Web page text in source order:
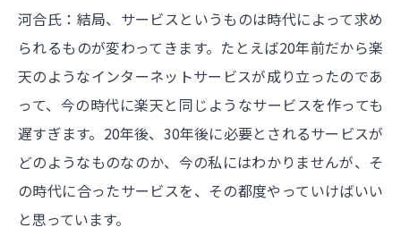
河合氏：結局、サービスというものは時代によって求め
られるものが変わってきます。たとえば20年前だから楽
天のようなインターネットサービスが成り立ったのであ
って、今の時代に楽天と同じようなサービスを作っても
遅すぎます。20年後、30年後に必要とされるサービスが
どのようなものなのか、今の私にはわかりませんが、そ
の時代に合ったサービスを、その都度やっていけばいい
と思っています。